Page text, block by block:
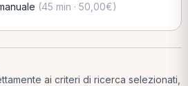
(45 min · 50,00€)
ai criteri di ricerca selezionati,